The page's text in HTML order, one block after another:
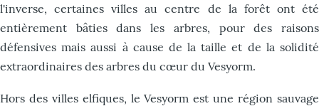
l'inverse, certaines villes au centre de la forêt ont été
entièrement bâties dans les arbres, pour des raisons
défensives mais aussi à cause de la taille et de la solidité
extraordinaires des arbres du cœur du Vesyorm.
Hors des villes elfiques, le Vesyorm est une région sauvage